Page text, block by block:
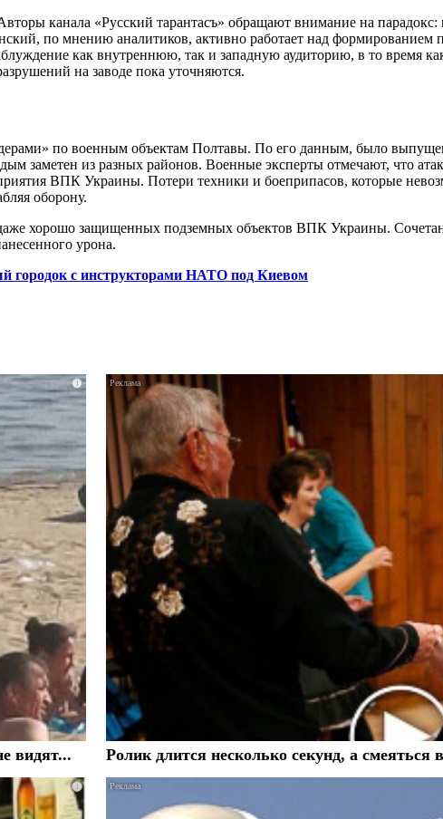
канала «Русский тарантасъ» обращают внимание на
по мнению аналитиков, активно работает над формированием
как внутреннюю, так и западную аудиторию, в то время
на заводе пока уточняются.
по военным объектам Полтавы. По его данным, было
заметен из разных районов. Военные эксперты отмечают, что
ВПК Украины. Потери техники и боеприпасов, которые
оборону.
хорошо защищенных подземных объектов ВПК Украины.
урона.
городок с инструкторами НАТО под Киевом
i
видят... Ролик длится несколько секунд, а смеяться
i